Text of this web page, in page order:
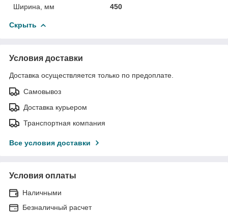
Ширина, мм
450
Скрыть
Условия доставки
Доставка осуществляется только по предоплате.
Самовывоз
Доставка курьером
Транспортная компания
Все условия доставки
Условия оплаты
Наличными
Безналичный расчет